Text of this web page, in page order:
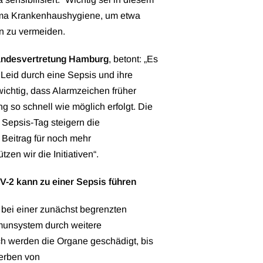
Krankenhaushygiene, um etwa
zu vermeiden.
Hamburg, betont: „Es
durch eine Sepsis und ihre
dass Alarmzeichen früher
so schnell wie möglich erfolgt. Die
Tag steigern die
für noch mehr
wir die Initiativen“.
2 kann zu einer Sepsis führen
einer zunächst begrenzten
durch weitere
werden die Organe geschädigt, bis
von